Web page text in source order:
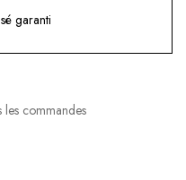
garanti
les commandes